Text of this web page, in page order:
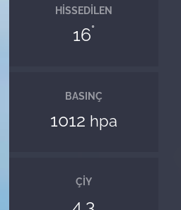
HISSEDILEN
16°
BASINÇ
1012 hpa
ÇIY